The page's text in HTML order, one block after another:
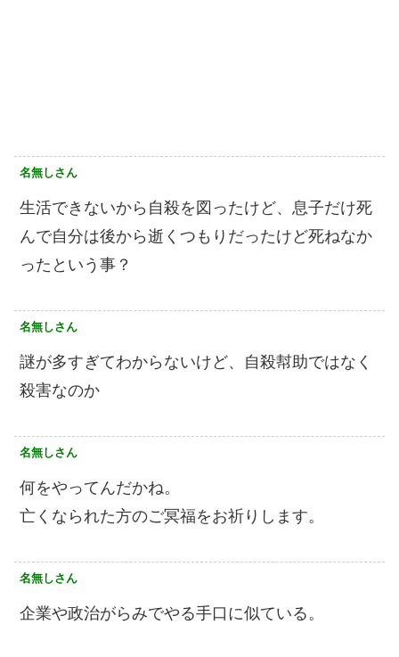
名無しさん
生活できないから自殺を図ったけど、息子だけ死
んで自分は後から逝くつもりだったけど死ねなか
ったという事？
名無しさん
謎が多すぎてわからないけど、自殺幇助ではなく
殺害なのか︎
名無しさん
何をやってんだかね。
亡くなられた方のご冥福をお祈りします。
名無しさん
企業や政治がらみでやる手口に似ている。